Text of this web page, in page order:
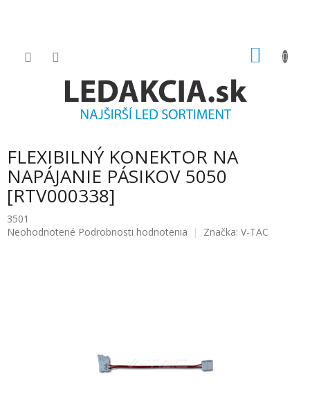
FLEXIBILNÝ KONEKTOR NA
NAPÁJANIE PÁSIKOV 5050
[RTV000338]
3501
Priemerné
Neohodnotené Podrobnosti hodnotenia Značka: V-TAC